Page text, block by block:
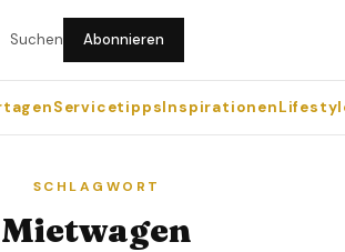
Suchen Abonnieren
ServicetippsInspirationen
SCHLAGWORT
Mietwagen